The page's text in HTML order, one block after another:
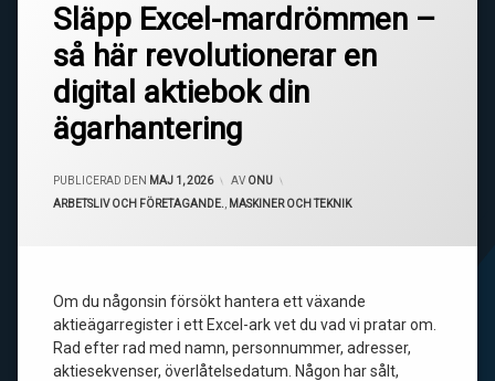
Släpp Excel-mardrömmen –
så här revolutionerar en
digital aktiebok din
ägarhantering
PUBLICERAD DEN MAJ 1, 2026 AV ONU
KATEGORIER:
ARBETSLIV OCH FÖRETAGANDE. MASKINER OCH TEKNIK
Om du någonsin försökt hantera ett växande
aktieägarregister i ett Excel-ark vet du vad vi pratar om.
Rad efter rad med namn, personnummer, adresser,
aktiesekvenser, överlåtelsedatum. Någon har sålt,